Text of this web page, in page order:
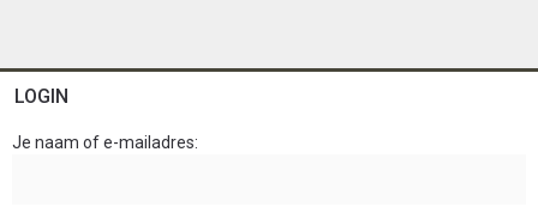
LOGIN
Je naam of e-mailadres